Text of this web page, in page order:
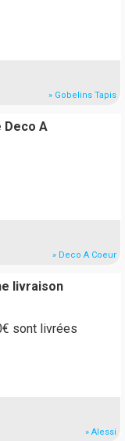
» Gobelins Tapis
A
» Deco A Coeur
livraison
sont livrées
» Alessi